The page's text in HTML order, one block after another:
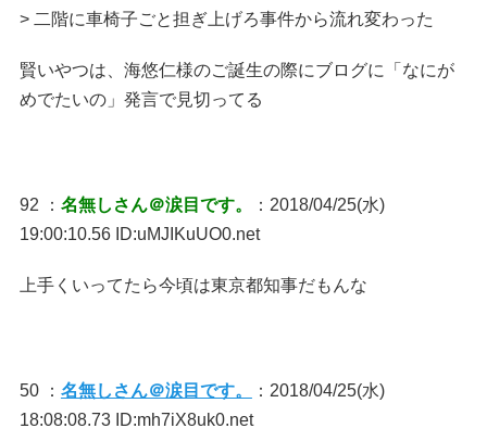
> 二階に車椅子ごと担ぎ上げろ事件から流れ変わった
賢いやつは、海悠仁様のご誕生の際にブログに「なにが
めでたいの」発言で見切ってる
92 ： 名無しさん＠涙目です。
：2018/04/25(水)
19:00:10.56 ID:uMJIKuUO0.net
上手くいってたら今頃は東京都知事だもんな
50 ： 名無しさん＠涙目です。
：2018/04/25(水)
18:08:08.73 ID:mh7iX8uk0.net